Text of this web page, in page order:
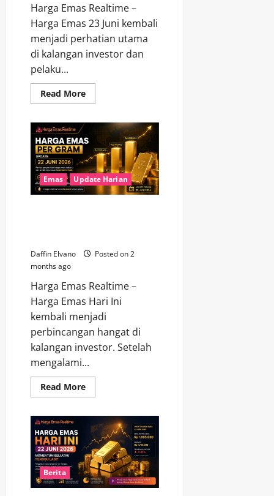
Harga Emas Realtime –
Harga Emas 23 Juni kembali
menjadi perhatian utama
di kalangan investor dan
pelaku...
Read MoreRead
more
Optimistis,
Harga
Emas
23
Juni
2026
Tunjukkan
Daya
Emas Update Harian
Daffin Elvano
Posted on 2
months ago
Harga Emas Realtime –
Harga Emas Hari Ini
kembali menjadi
perbincangan hangat di
kalangan investor. Setelah
mengalami...
Read MoreRead
more
Lagi!
Harga
Emas
22
Juni
2026
Bikin
Investor
Mulai
Berita